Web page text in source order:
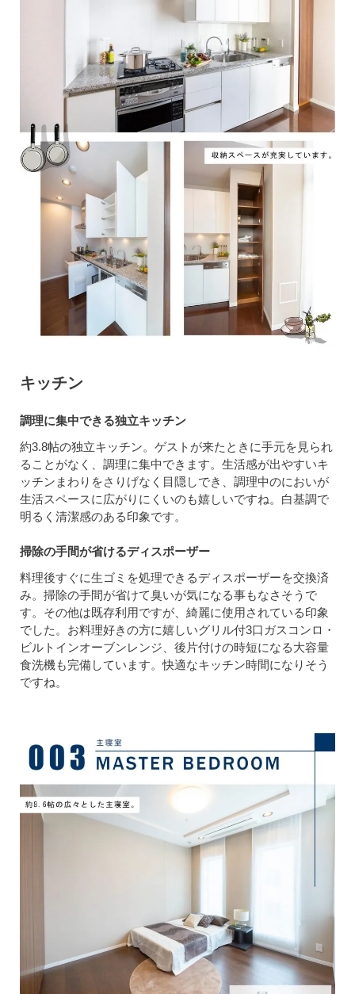
キッチン
調理に集中できる独立キッチン
約3.8帖の独立キッチン。ゲストが来たときに手元を見られ
ることがなく、調理に集中できます。生活感が出やすいキ
ッチンまわりをさりげなく目隠しでき、調理中のにおいが
生活スペースに広がりにくいのも嬉しいですね。白基調で
明るく清潔感のある印象です。
掃除の手間が省けるディスポーザー
料理後すぐに生ゴミを処理できるディスポーザーを交換済
み。掃除の手間が省けて臭いが気になる事もなさそうで
す。その他は既存利用ですが、綺麗に使用されている印象
でした。お料理好きの方に嬉しいグリル付3口ガスコンロ・
ビルトインオーブンレンジ、後片付けの時短になる大容量
食洗機も完備しています。快適なキッチン時間になりそう
ですね。